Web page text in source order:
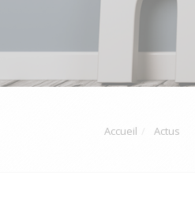
Accueil Actus